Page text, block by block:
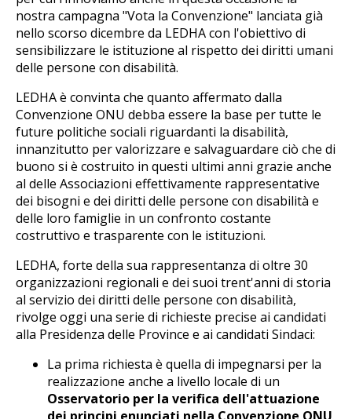
nostra campagna "Vota la Convenzione" lanciata già
nello scorso dicembre da LEDHA con l'obiettivo di
sensibilizzare le istituzione al rispetto dei diritti umani
delle persone con disabilità.
LEDHA è convinta che quanto affermato dalla
Convenzione ONU debba essere la base per tutte le
future politiche sociali riguardanti la disabilità,
innanzitutto per valorizzare e salvaguardare ciò che di
buono si è costruito in questi ultimi anni grazie anche
al delle Associazioni effettivamente rappresentative
dei bisogni e dei diritti delle persone con disabilità e
delle loro famiglie in un confronto costante
costruttivo e trasparente con le istituzioni.
LEDHA, forte della sua rappresentanza di oltre 30
organizzazioni regionali e dei suoi trent'anni di storia
al servizio dei diritti delle persone con disabilità,
rivolge oggi una serie di richieste precise ai candidati
alla Presidenza delle Province e ai candidati Sindaci:
La prima richiesta è quella di impegnarsi per la
realizzazione anche a livello locale di un
Osservatorio per la verifica dell'attuazione